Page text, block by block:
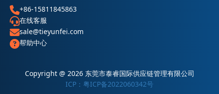
+86-15811845863
在线客服
sale@tieyunfei.com
帮助中心
Copyright @ 2026 东莞市泰睿国际供应链管理有限公司
ICP：粤ICP备2022060342号